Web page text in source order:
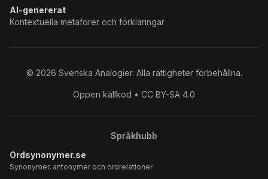
AI-genererat
Kontextuella metaforer och förklaringar
© 2026 Svenska Analogier. Alla rättigheter förbehållna.
Öppen källkod • CC BY-SA 4.0
Språkhubb
Ordsynonymer.se
Synonymer, antonymer och ordrelationer